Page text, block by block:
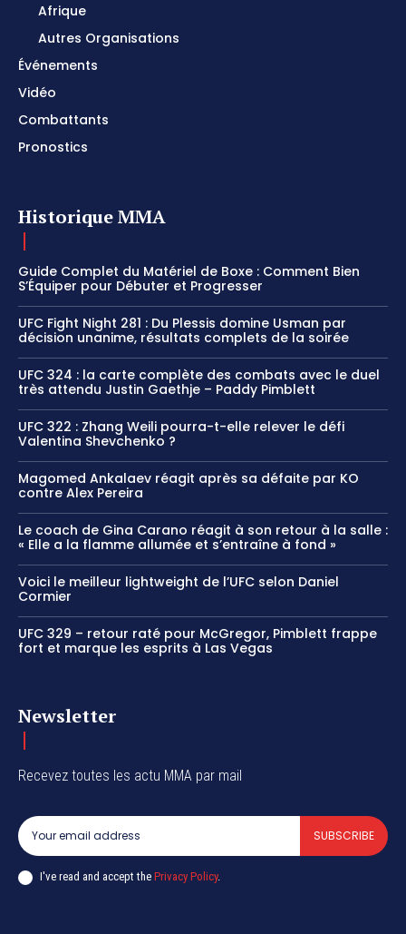
Afrique
Autres Organisations
Événements
Vidéo
Combattants
Pronostics
Historique MMA
Guide Complet du Matériel de Boxe : Comment Bien
S’Équiper pour Débuter et Progresser
UFC Fight Night 281 : Du Plessis domine Usman par
décision unanime, résultats complets de la soirée
UFC 324 : la carte complète des combats avec le duel
très attendu Justin Gaethje – Paddy Pimblett
UFC 322 : Zhang Weili pourra-t-elle relever le défi
Valentina Shevchenko ?
Magomed Ankalaev réagit après sa défaite par KO
contre Alex Pereira
Le coach de Gina Carano réagit à son retour à la salle :
« Elle a la flamme allumée et s’entraîne à fond »
Voici le meilleur lightweight de l’UFC selon Daniel
Cormier
UFC 329 – retour raté pour McGregor, Pimblett frappe
fort et marque les esprits à Las Vegas
Newsletter
Recevez toutes les actu MMA par mail
SUBSCRIBE
I've read and accept the Privacy Policy.